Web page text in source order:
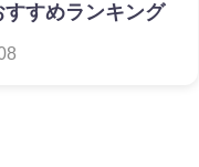
すめランキング